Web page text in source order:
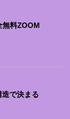
無料ZOOM
で決まる